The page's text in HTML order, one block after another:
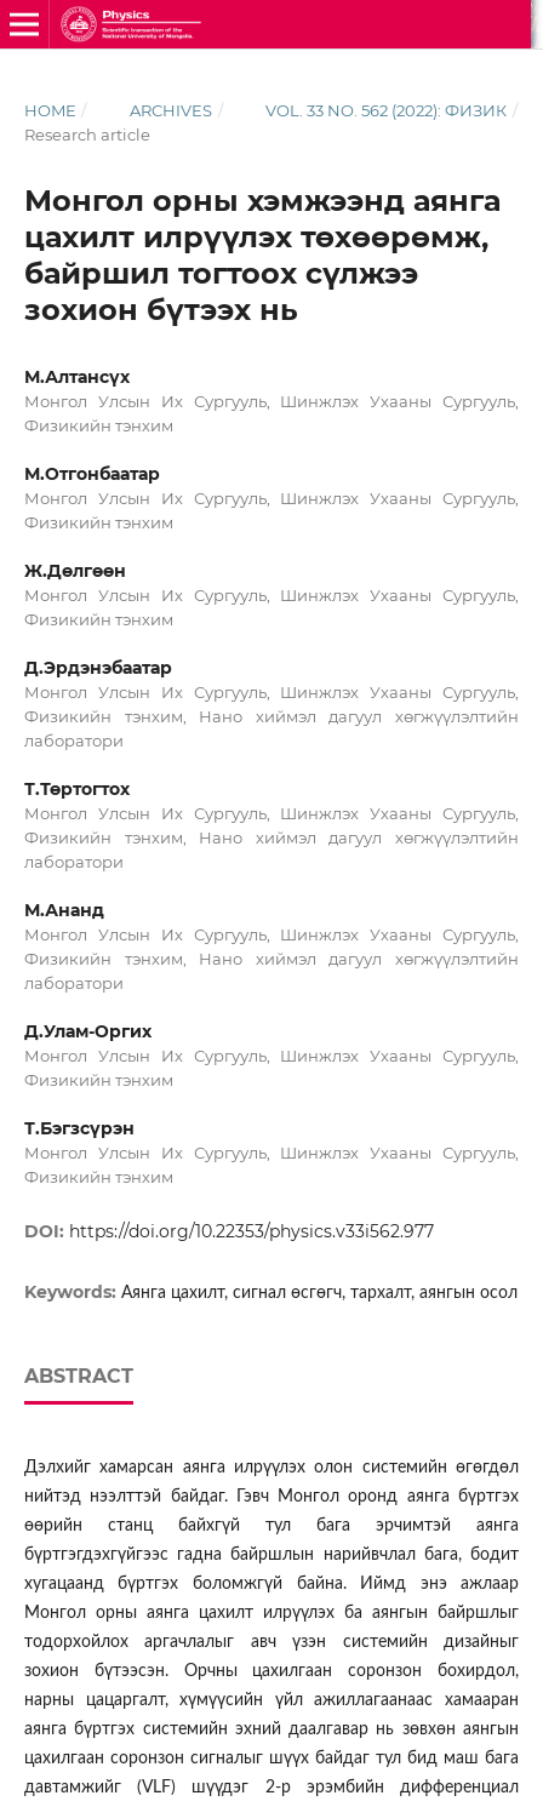
HOME / ARCHIVES / VOL. 33 NO. 562 (2022): ФИЗИК /
Research article
Монгол орны хэмжээнд аянга
цахилт илрүүлэх төхөөрөмж,
байршил тогтоох сүлжээ
зохион бүтээх нь
М.Алтансүх
Монгол Улсын Их Сургууль, Шинжлэх Ухааны Сургууль,
Физикийн тэнхим
М.Отгонбаатар
Монгол Улсын Их Сургууль, Шинжлэх Ухааны Сургууль,
Физикийн тэнхим
Ж.Дөлгөөн
Монгол Улсын Их Сургууль, Шинжлэх Ухааны Сургууль,
Физикийн тэнхим
Д.Эрдэнэбаатар
Монгол Улсын Их Сургууль, Шинжлэх Ухааны Сургууль,
Физикийн тэнхим, Нано хиймэл дагуул хөгжүүлэлтийн
лаборатори
Т.Төртогтох
Монгол Улсын Их Сургууль, Шинжлэх Ухааны Сургууль,
Физикийн тэнхим, Нано хиймэл дагуул хөгжүүлэлтийн
лаборатори
М.Ананд
Монгол Улсын Их Сургууль, Шинжлэх Ухааны Сургууль,
Физикийн тэнхим, Нано хиймэл дагуул хөгжүүлэлтийн
лаборатори
Д.Улам-Оргих
Монгол Улсын Их Сургууль, Шинжлэх Ухааны Сургууль,
Физикийн тэнхим
Т.Бэгзсүрэн
Монгол Улсын Их Сургууль, Шинжлэх Ухааны Сургууль,
Физикийн тэнхим
DOI: https://doi.org/10.22353/physics.v33i562.977
Keywords: Аянга цахилт, сигнал өсгөгч, тархалт, аянгын осол
ABSTRACT
Дэлхийг хамарсан аянга илрүүлэх олон системийн өгөгдөл
нийтэд нээлттэй байдаг. Гэвч Монгол оронд аянга бүртгэх
өөрийн станц байхгүй тул бага эрчимтэй аянга
бүртгэгдэхгүйгээс гадна байршлын нарийвчлал бага, бодит
хугацаанд бүртгэх боломжгүй байна. Иймд энэ ажлаар
Монгол орны аянга цахилт илрүүлэх ба аянгын байршлыг
тодорхойлох аргачлалыг авч үзэн системийн дизайныг
зохион бүтээсэн. Орчны цахилгаан соронзон бохирдол,
нарны цацаргалт, хүмүүсийн үйл ажиллагаанаас хамааран
аянга бүртгэх системийн эхний даалгавар нь зөвхөн аянгын
цахилгаан соронзон сигналыг шүүх байдаг тул бид маш бага
давтамжийг (VLF) шүүдэг 2-р эрэмбийн дифференциал